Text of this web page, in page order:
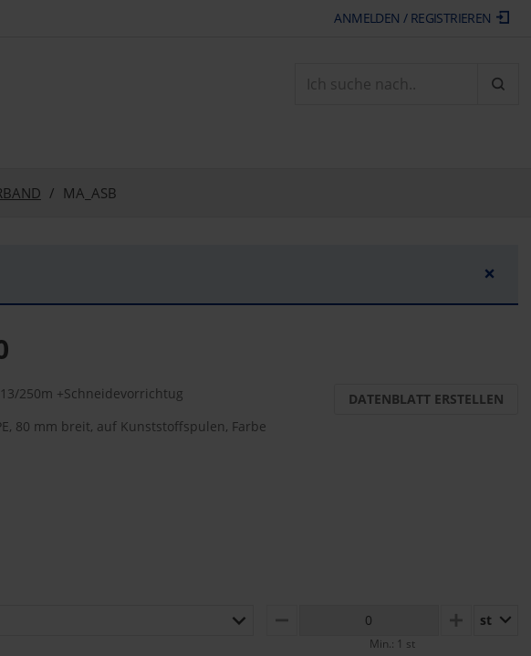
ANMELDEN / REGISTRIEREN
MA_ASB
×
250m +Schneidevorrichtug
80 mm breit, auf Kunststoffspulen, Farbe
DATENBLATT ERSTELLEN
MINUS PLUSst
Min.: 1 st